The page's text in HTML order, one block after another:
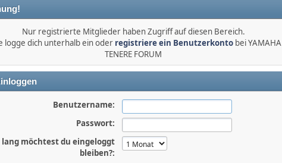
Nur registrierte Mitglieder haben Zugriff auf diesen Bereich.
logge dich unterhalb ein oder registriere ein Benutzerkonto bei YAMAHA
TENERE FORUM
Benutzername:
Passwort:
lang möchtest du eingeloggt
bleiben?: